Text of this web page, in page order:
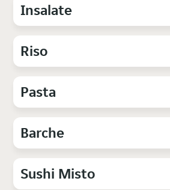
Insalate
Riso
Pasta
Barche
Sushi Misto